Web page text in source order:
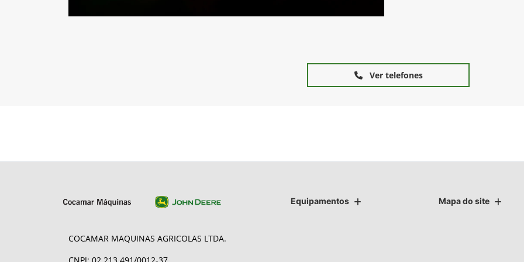
Ver telefones
Equipamentos Mapa do site
COCAMAR MAQUINAS AGRICOLAS LTDA.